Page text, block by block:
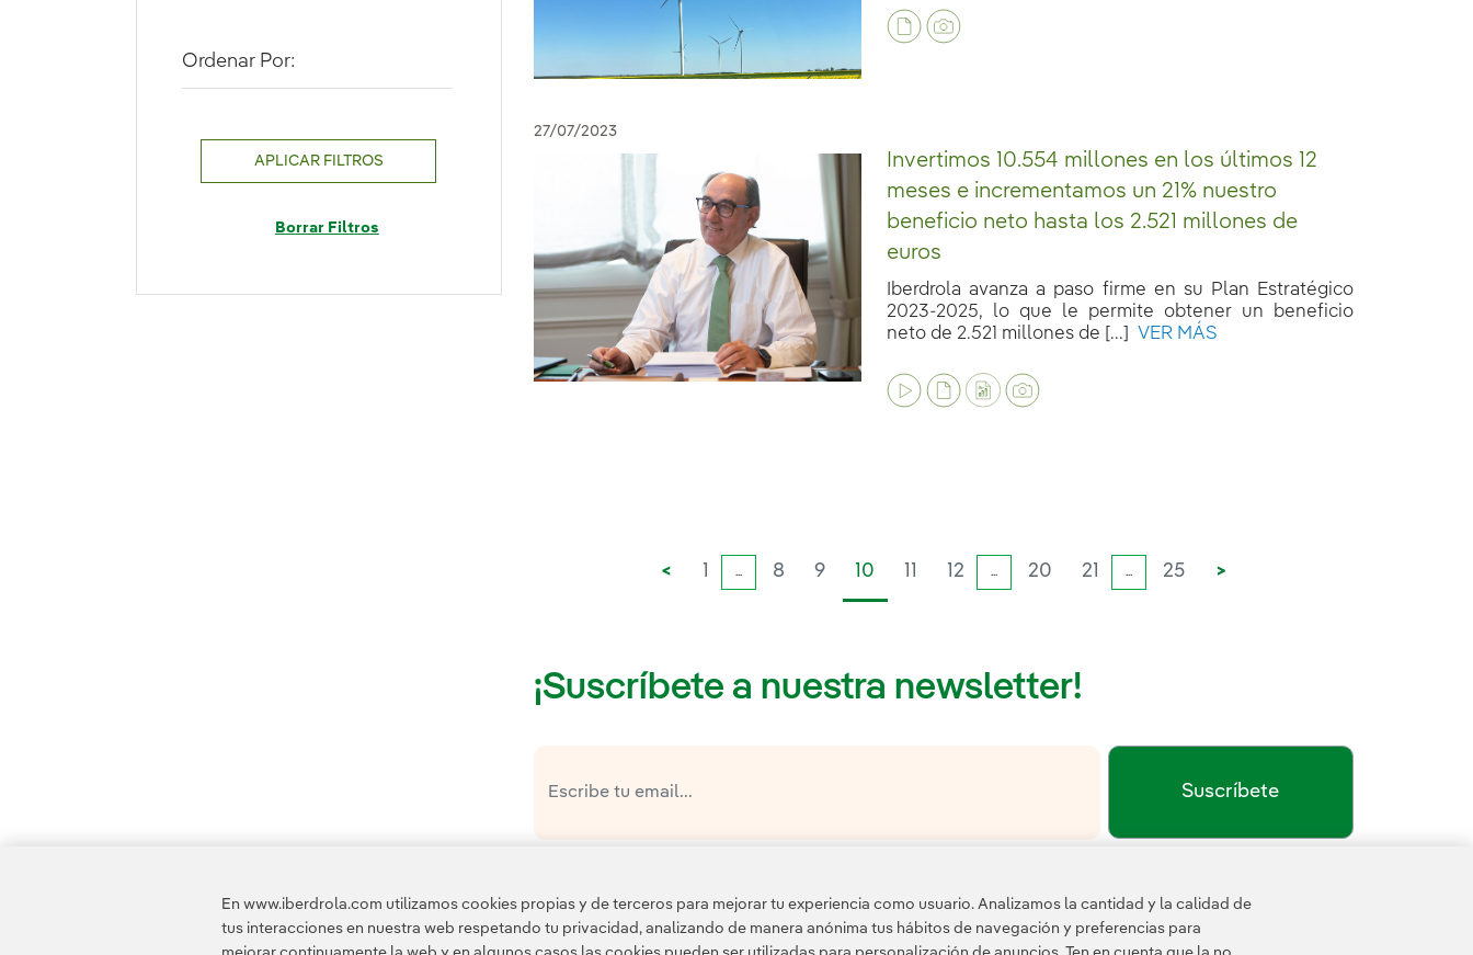
Ordenar Por:
APLICAR FILTROS
Borrar Filtros
27/07/2023
Invertimos 10.554 millones en los últimos 12
meses e incrementamos un 21% nuestro
beneficio neto hasta los 2.521 millones de
euros
Iberdrola avanza a paso firme en su Plan Estratégico
2023-2025, lo que le permite obtener un beneficio
neto de 2.521 millones de [...]
VER MÁS
< ... 8 9 10 12 ... 20 21 ... 25 >
¡Suscríbete a nuestra newsletter!
Suscríbete
Esta página está protegida por reCAPTCHA y se aplican laPolítica de privacidady los Términos de servicio
Google.
En www.iberdrola.com utilizamos cookies propias y de terceros para mejorar tu experiencia como usuario. Analizamos la cantidad y la calidad de
tus interacciones en nuestra web respetando tu privacidad, analizando de manera anónima tus hábitos de navegación y preferencias para